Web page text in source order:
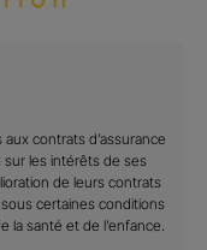
contrats d’assurance
sur les intérêts de ses
de leurs contrats
sous certaines conditions
la santé et de l’enfance.